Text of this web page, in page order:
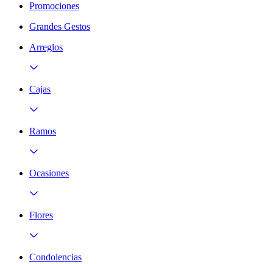
Promociones
Grandes Gestos
Arreglos
Cajas
Ramos
Ocasiones
Flores
Condolencias